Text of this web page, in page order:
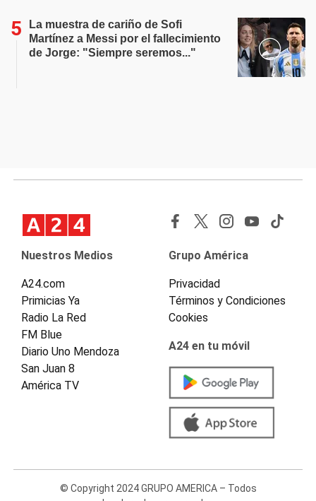
La muestra de cariño de Sofi
Martínez a Messi por el fallecimiento
de Jorge: "Siempre seremos..."
Nuestros Medios
A24.com
Primicias Ya
Radio La Red
FM Blue
Diario Uno Mendoza
San Juan 8
América TV
Grupo América
Privacidad
Términos y Condiciones
Cookies
A24 en tu móvil
© Copyright 2024 GRUPO AMERICA – Todos